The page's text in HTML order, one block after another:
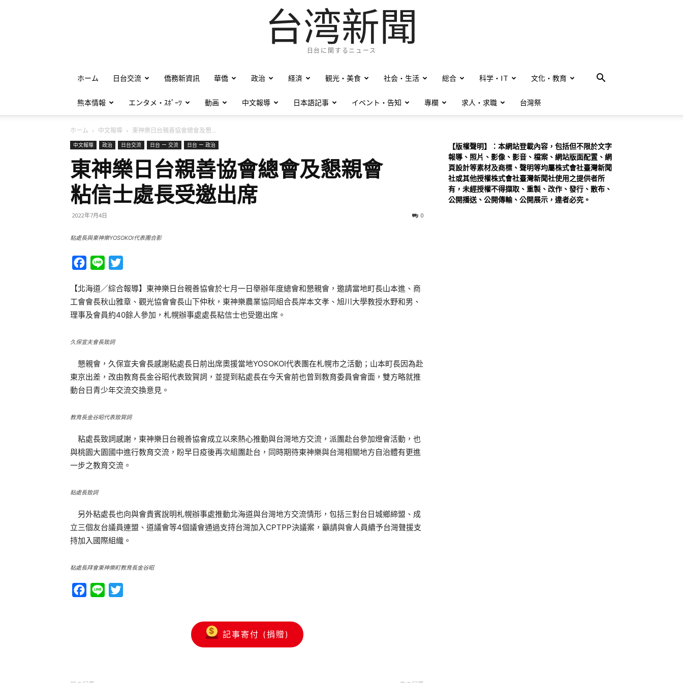
台湾新聞
日台に関するニュース
ホーム 日台交流 僑務新資訊 華僑 政治 経済 観光・美食 社会・生活 総合 科学・IT 文化・教育
熊本情報 エンタメ・ｽﾎﾟｰﾂ 動画 中文報導 日本語記事 イベント・告知 專欄 求人・求職 台灣祭
ホーム 中文報導 東神樂日台親善協會總會及懇...
中文報導 政治 日台交流 日台 ー 交流 日台 ー 政治
東神樂日台親善協會總會及懇親會
粘信士處長受邀出席
2022年7月4日 0
粘處長與東神樂YOSOKOI代表團合影
Facebook
Line
【北海道／綜合報導】東神樂日台親善協會於七月一日舉辦年度總會和懇親會，邀請當地町長山本進、商
工會會長秋山雅章、觀光協會會長山下仲秋，東神樂農業協同組合長岸本文孝、旭川大學教授水野和男、
理事及會員約40餘人參加，札幌辦事處處長粘信士也受邀出席。
久保宣夫會長致詞
懇親會，久保宣夫會長感謝粘處長日前出席奧援當地YOSOKOI代表團在札幌市之活動；山本町長因為赴
東京出差，改由教育長金谷昭代表致賀詞，並提到粘處長在今天會前也曾到教育委員會會面，雙方略就推
動台日青少年交流交換意見。
教育長金谷昭代表致賀詞
粘處長致詞感謝，東神樂日台親善協會成立以來熱心推動與台灣地方交流，派團赴台參加燈會活動，也
與桃園大園國中進行教育交流，盼早日疫後再次組團赴台，同時期待東神樂與台灣相關地方自治體有更進
一步之教育交流。
粘處長致詞
另外粘處長也向與會貴賓說明札幌辦事處推動北海道與台灣地方交流情形，包括三對台日城鄉締盟、成
立三個友台議員連盟、道議會等4個議會通過支持台灣加入CPTPP決議案，籲請與會人員續予台灣聲援支
持加入國際組織。
粘處長拜會東神樂町教育長金谷昭
Facebook
Line
記事寄付 (捐贈)
【版權聲明】：本網站登載內容，包括但不限於文字
報導、照片、影像、影音、檔案、網站版面配置、網
頁設計等素材及商標、聲明等均屬株式會社臺灣新聞
社或其他授權株式會社臺灣新聞社使用之提供者所
有，未經授權不得擷取、重製、改作、發行、散布、
公開播送、公開傳輸、公開展示，違者必究。